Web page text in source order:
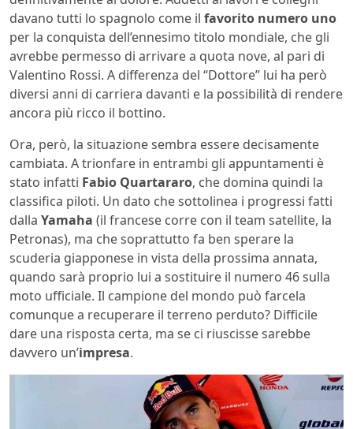
davano tutti lo spagnolo come il favorito numero uno
per la conquista dell’ennesimo titolo mondiale, che gli
avrebbe permesso di arrivare a quota nove, al pari di
Valentino Rossi. A differenza del “Dottore” lui ha però
diversi anni di carriera davanti e la possibilità di rendere
ancora più ricco il bottino.
Ora, però, la situazione sembra essere decisamente
cambiata. A trionfare in entrambi gli appuntamenti è
stato infatti Fabio Quartararo, che domina quindi la
classifica piloti. Un dato che sottolinea i progressi fatti
dalla Yamaha (il francese corre con il team satellite, la
Petronas), ma che soprattutto fa ben sperare la
scuderia giapponese in vista della prossima annata,
quando sarà proprio lui a sostituire il numero 46 sulla
moto ufficiale. Il campione del mondo può farcela
comunque a recuperare il terreno perduto? Difficile
dare una risposta certa, ma se ci riuscisse sarebbe
davvero un’impresa.